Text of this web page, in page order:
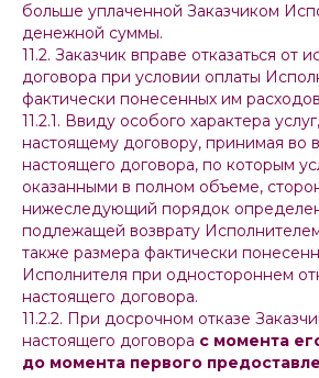
больше уплаченной Заказчиком
денежной суммы.
11.2. Заказчик вправе отказаться от
договора при условии оплаты
фактически понесенных им
11.2.1. Ввиду особого характера
настоящему договору, принимая во
настоящего договора, по которым
оказанными в полном объеме,
нижеследующий порядок
подлежащей возврату
также размера фактически
Исполнителя при одностороннем
настоящего договора.
11.2.2. При досрочном отказе
настоящего договора с момента
до момента первого